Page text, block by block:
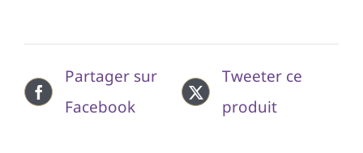
Partager sur
Facebook
Tweeter ce
produit